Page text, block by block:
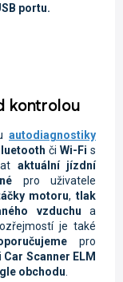
portu.
kontrolou
autodiagnostiky
či Wi-Fi s
aktuální jízdní
pro uživatele
motoru,tlak
vzduchu a
je také
pro
Car Scanner ELM
obchodu.